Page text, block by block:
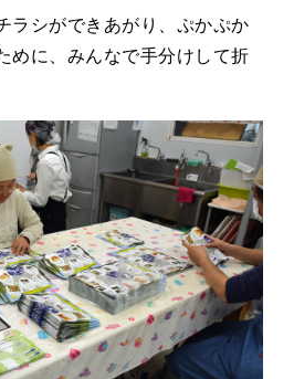
ぷかぷかさんと
ぷかぷか日記
採用情報
ラシができあがり、ぷかぷか
めに、みんなで手分けして折